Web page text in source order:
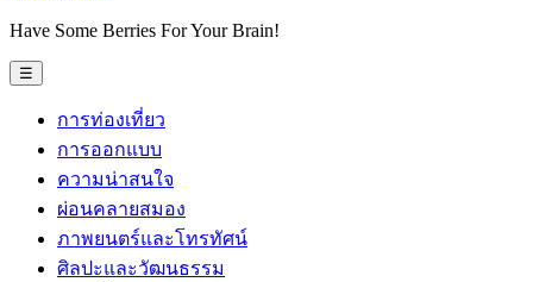
Have Some Berries For Your Brain!
☰
การท่องเที่ยว
การออกแบบ
ความน่าสนใจ
ผ่อนคลายสมอง
ภาพยนตร์และโทรทัศน์
ศิลปะและวัฒนธรรม